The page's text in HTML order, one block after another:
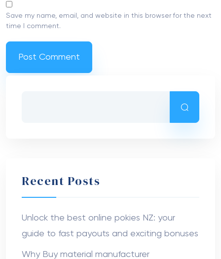
Save my name, email, and website in this browser for the next
time I comment.
Recent Posts
Unlock the best online pokies NZ: your
guide to fast payouts and exciting bonuses
Why Buy material manufacturer